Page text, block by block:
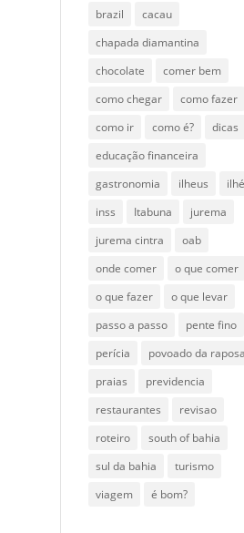
brazil
cacau
chapada diamantina
chocolate
comer bem
como chegar
como fazer
como ir
como é?
dicas
educação financeira
gastronomia
ilheus
inss
Itabuna
jurema
jurema cintra
oab
onde comer
o que comer
o que fazer
o que levar
passo a passo
pente fino
perícia
povoado da raposa
praias
previdencia
restaurantes
revisao
roteiro
south of bahia
sul da bahia
turismo
viagem
é bom?